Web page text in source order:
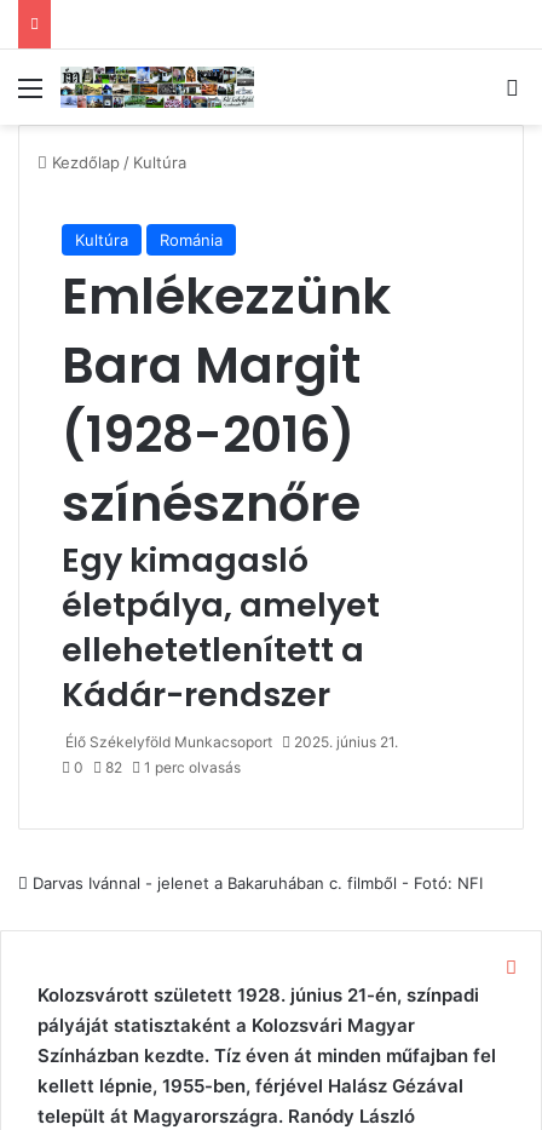
Menü
Kezdőlap/ Kultúra
Kultúra Románia
Emlékezzünk
Bara Margit
(1928-2016)
színésznőre
Egy kimagasló
életpálya, amelyet
ellehetetlenített a
Kádár-rendszer
Élő Székelyföld Munkacsoport
2025. június 21.
0
82 1 perc olvasás
Darvas Ivánnal - jelenet a Bakaruhában c. filmből - Fotó: NFI
Kolozsvárott született 1928. június 21-én, színpadi
pályáját statisztaként a Kolozsvári Magyar
Színházban kezdte. Tíz éven át minden műfajban fel
kellett lépnie, 1955-ben, férjével Halász Gézával
települt át Magyarországra. Ranódy László